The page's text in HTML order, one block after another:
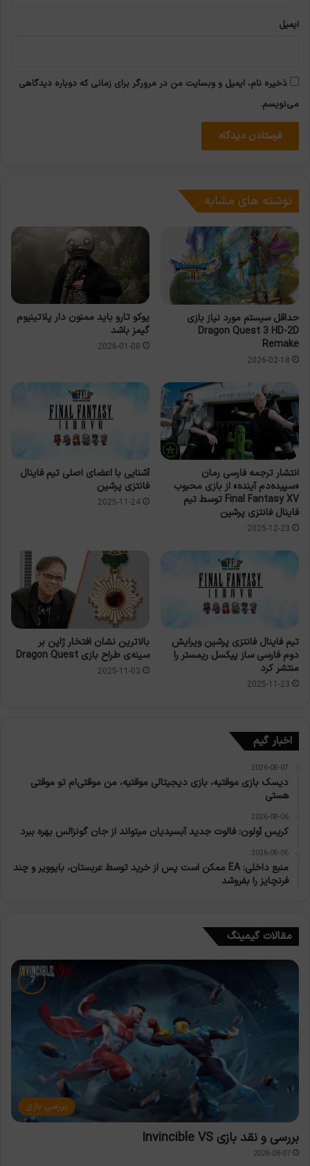
ایمیل
ذخیره نام، ایمیل و وبسایت من در مرورگر برای زمانی که دوباره دیدگاهی
می‌نویسم.
نوشته های مشابه
حداقل سیستم مورد نیاز بازی
Dragon Quest 3 HD-2D
Remake
2026-02-18
یوکو تارو باید ممنون دار پلاتینیوم
گیمز باشد
2026-01-08
انتشار ترجمه فارسی رمان
«سپیده‌دم آینده» از بازی محبوب
Final Fantasy XV توسط تیم
فاینال فانتزی پرشین
2025-12-23
آشنایی با اعضای اصلی تیم فاینال
فانتزی پرشین
2025-11-24
تیم فاینال فانتزی پرشین ویرایش
دوم فارسی ساز پیکسل ریمستر را
منتشر کرد
2025-11-23
بالاترین نشان افتخار ژاپن بر
سینه‌ی طراح بازی Dragon Quest
2025-11-03
اخبار گیم
2026-08-07
دیسک بازی موقتیه، بازی دیجیتالی موقتیه، من موقتی‌ام تو موقتی
هستی
2026-08-06
کریس آولون: فالوت جدید آبسیدیان میتواند از جان گونزالس بهره ببرد
2026-08-06
منبع داخلی: EA ممکن است پس از خرید توسط عربستان، بایوویر و چند
فرنچایز را بفروشد
مقالات گیمینگ
بررسی بازی
بررسی و نقد بازی Invincible VS
2026-08-07